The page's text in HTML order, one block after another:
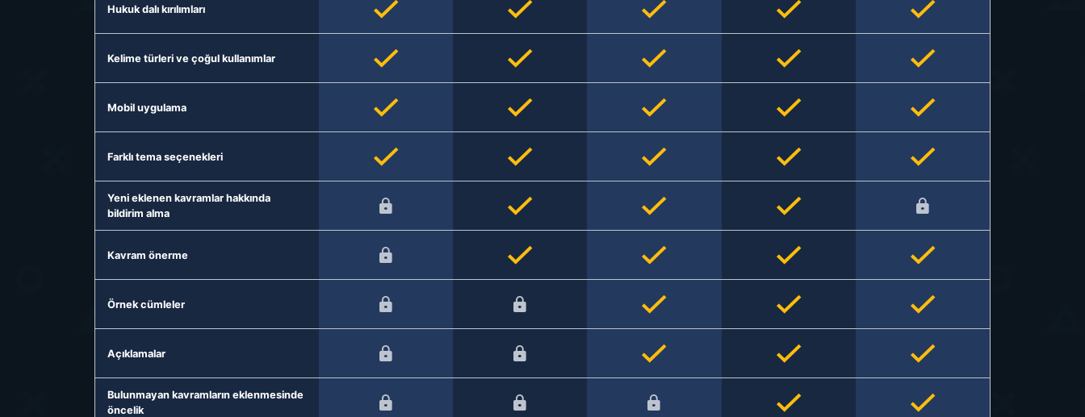
Hukuk dalı kırılımları
Kelime türleri ve çoğul kullanımlar
Mobil uygulama
Farklı tema seçenekleri
Yeni eklenen kavramlar hakkında
bildirim alma
Kavram önerme
Örnek cümleler
Açıklamalar
Bulunmayan kavramların eklenmesinde
öncelik